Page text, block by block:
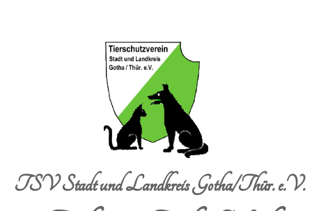
TSV Stadt und Landkreis Gotha/Thür. e.V.